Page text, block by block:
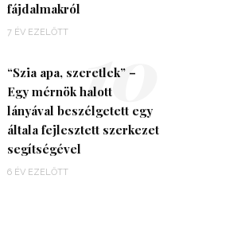
fájdalmakról
7 ÉV EZELŐTT
“Szia apa, szeretlek” –
Egy mérnök halott
lányával beszélgetett egy
általa fejlesztett szerkezet
segítségével
6 ÉV EZELŐTT
10